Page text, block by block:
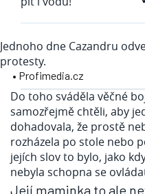
Jednoho dne Cazandru
protesty.
• Profimedia.cz
Do toho sváděla věčné
samozřejmě chtěli, aby
dohadovala, že prostě
rozházela po stole nebo
jejích slov to bylo, jako
nebyla schopna se
Její maminka to ale